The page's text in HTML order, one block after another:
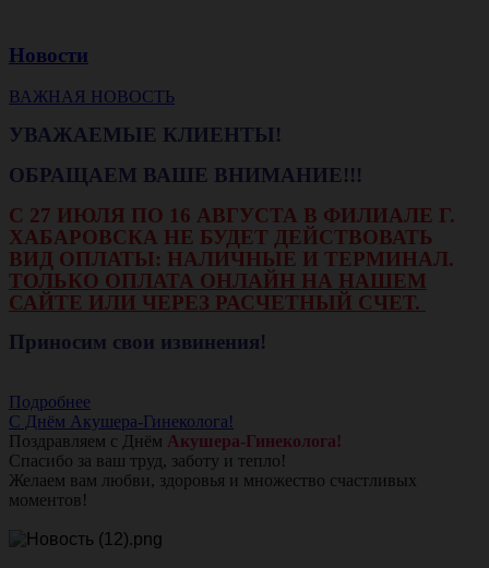
Новости
ВАЖНАЯ НОВОСТЬ
УВАЖАЕМЫЕ КЛИЕНТЫ!
ОБРАЩАЕМ ВАШЕ ВНИМАНИЕ!!!
С 27 ИЮЛЯ ПО 16 АВГУСТА В ФИЛИАЛЕ Г.
ХАБАРОВСКА НЕ БУДЕТ ДЕЙСТВОВАТЬ
ВИД ОПЛАТЫ: НАЛИЧНЫЕ И ТЕРМИНАЛ.
ТОЛЬКО ОПЛАТА ОНЛАЙН НА НАШЕМ
САЙТЕ ИЛИ ЧЕРЕЗ РАСЧЕТНЫЙ СЧЕТ.
Приносим свои извинения!
Подробнее
С Днём Акушера-Гинеколога!
Поздравляем с Днём Акушера-Гинеколога!
Спасибо за ваш труд, заботу и тепло!
Желаем вам любви, здоровья и множество счастливых
моментов!